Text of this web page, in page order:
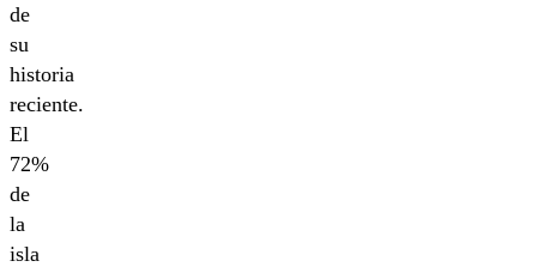
de
su
historia
reciente.
El
72%
de
la
isla